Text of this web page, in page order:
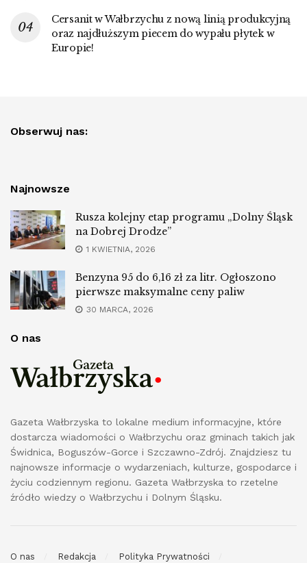
Cersanit w Wałbrzychu z nową linią produkcyjną
oraz najdłuższym piecem do wypału płytek w
Europie!
Obserwuj nas:
Najnowsze
Rusza kolejny etap programu „Dolny Śląsk
na Dobrej Drodze”
1 KWIETNIA, 2026
Benzyna 95 do 6,16 zł za litr. Ogłoszono
pierwsze maksymalne ceny paliw
30 MARCA, 2026
O nas
Gazeta Wałbrzyska to lokalne medium informacyjne, które
dostarcza wiadomości o Wałbrzychu oraz gminach takich jak
Świdnica, Boguszów-Gorce i Szczawno-Zdrój. Znajdziesz tu
najnowsze informacje o wydarzeniach, kulturze, gospodarce i
życiu codziennym regionu. Gazeta Wałbrzyska to rzetelne
źródło wiedzy o Wałbrzychu i Dolnym Śląsku.
O nas Redakcja Polityka Prywatności